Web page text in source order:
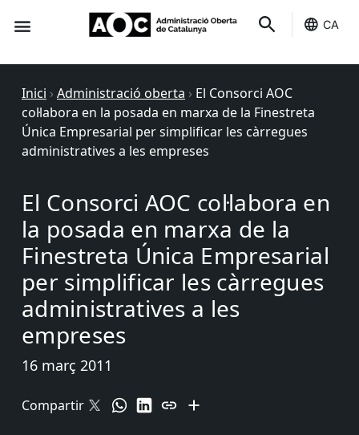
CA
Inici › Administració oberta › El Consorci AOC
col·labora en la posada en marxa de la Finestreta
Única Empresarial per simplificar les càrregues
administratives a les empreses
El Consorci AOC col·labora en
la posada en marxa de la
Finestreta Única Empresarial
per simplificar les càrregues
administratives a les
empreses
16 març 2011
Compartir